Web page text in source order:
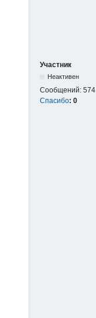
Участник
Неактивен
Сообщений: 574
Спасибо: 0